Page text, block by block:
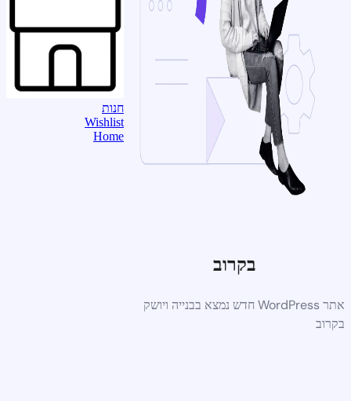
בקרוב
אתר WordPress חדש נמצא בבנייה ויושק
בקרוב
חנות
Wishlist
Home